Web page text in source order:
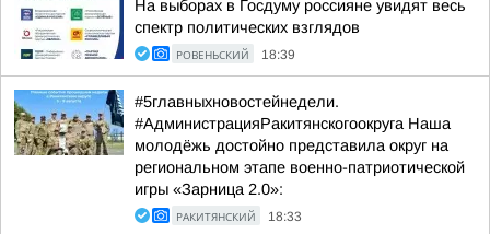
На выборах в Госдуму россияне увидят весь
спектр политических взглядов
РОВЕНЬСКИЙ 18:39
#5главныхновостейнедели.
#АдминистрацияРакитянскогоокруга Наша
молодёжь достойно представила округ на
региональном этапе военно-патриотической
игры «Зарница 2.0»:
РАКИТЯНСКИЙ 18:33